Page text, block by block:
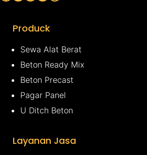
Produck
Sewa Alat Berat
Beton Ready Mix
Beton Precast
Pagar Panel
U Ditch Beton
Layanan Jasa